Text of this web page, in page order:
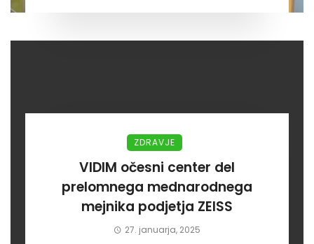
ZDRAVJE
VIDIM očesni center del
prelomnega mednarodnega
mejnika podjetja ZEISS
27. januarja, 2025